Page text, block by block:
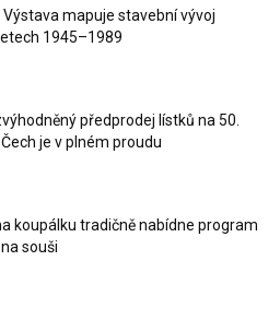
Výstava mapuje stavební vývoj
1945–1989
předprodej lístků na 50.
je v plném proudu
koupálku tradičně nabídne program
souši